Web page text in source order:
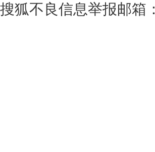
搜狐不良信息举报邮箱：